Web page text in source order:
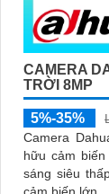
CAMERA
TRỜI 8MP
5%-35%
Camera
hữu cảm biến
sáng siêu
cảm biến lớn...